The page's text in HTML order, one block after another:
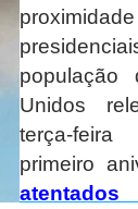
população
Unidos
terça-
primeiro